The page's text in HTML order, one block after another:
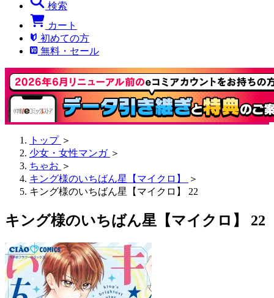
検索
カート
初めての方
無料・セール
トップ ＞
少女・女性マンガ ＞
ちゃお ＞
キング様のいちばん星【マイクロ】
＞
キング様のいちばん星【マイクロ】 22
キング様のいちばん星【マイクロ】 22